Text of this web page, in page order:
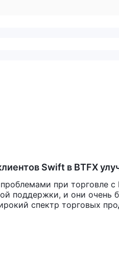
Swift в BTFX
при торговле с
поддержки, и они очень
спектр торговых